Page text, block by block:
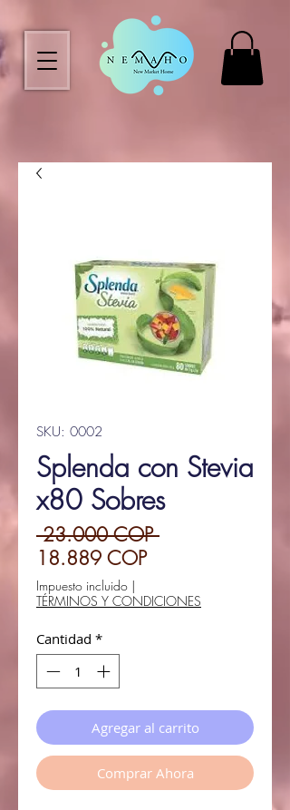
SKU: 0002
Splenda con Stevia
x80 Sobres
23.000 COP Precio
18.889 COPPrecio
oferta
Impuesto incluido |
TÉRMINOS Y CONDICIONES
Cantidad *
Agregar al carrito
Comprar Ahora